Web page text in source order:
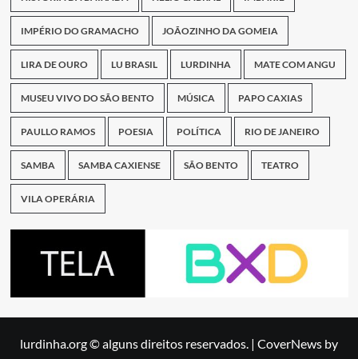
IMPÉRIO DO GRAMACHO JOÃOZINHO DA GOMEIA
LIRA DE OURO LU BRASIL LURDINHA MATE COM ANGU
MUSEU VIVO DO SÃO BENTO MÚSICA PAPO CAXIAS
PAULLO RAMOS POESIA POLÍTICA RIO DE JANEIRO
SAMBA SAMBA CAXIENSE SÃO BENTO TEATRO
VILA OPERÁRIA
lurdinha.org © alguns direitos reservados. | CoverNews by